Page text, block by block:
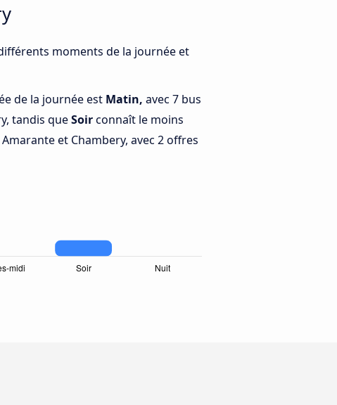
moments de la journée et
de la journée est Matin, avec 7 bus
tandis queSoirconnaît le moins
et Chambery, avec 2 offres